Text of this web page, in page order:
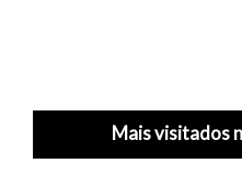
Mais visitados